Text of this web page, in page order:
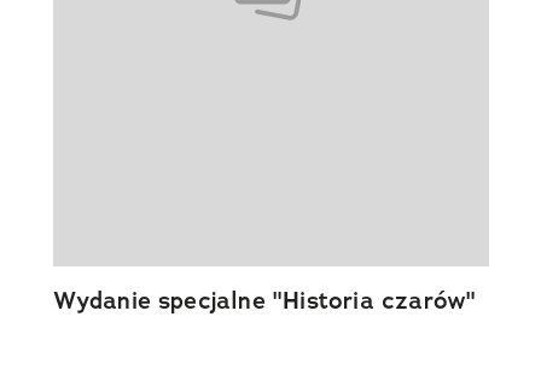
Wydanie specjalne "Historia czarów"